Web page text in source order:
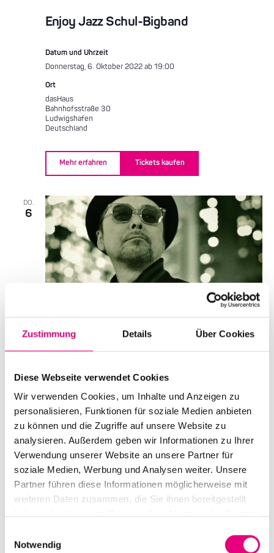
Zustimmung Details Über Cookies
Diese Webseite verwendet Cookies
Wir verwenden Cookies, um Inhalte und Anzeigen zu
personalisieren, Funktionen für soziale Medien anbieten
zu können und die Zugriffe auf unsere Website zu
analysieren. Außerdem geben wir Informationen zu Ihrer
Verwendung unserer Website an unsere Partner für
soziale Medien, Werbung und Analysen weiter. Unsere
Partner führen diese Informationen möglicherweise mit
weiteren Daten zusammen, die Sie ihnen bereitgestellt
Notwendig
Enjoy Jazz Schul-Bigband
Datum und Uhrzeit
Donnerstag, 6. Oktober 2022 ab 19:00
Ort
dasHaus
Bahnhofsstraße 30
Ludwigshafen
Deutschland
Mehr erfahren Tickets kaufen
DO.
6
DJ Krush
Datum und Uhrzeit
Donnerstag, 6. Oktober 2022 ab 21:00
Mehr erfahren Tickets kaufen
7